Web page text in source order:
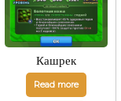
Кашрек
Read more